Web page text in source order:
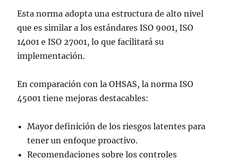
Esta norma adopta una estructura de alto nivel
que es similar a los estándares ISO 9001, ISO
14001 e ISO 27001, lo que facilitará su
implementación.
En comparación con la OHSAS, la norma ISO
45001 tiene mejoras destacables:
Mayor definición de los riesgos latentes para
tener un enfoque proactivo.
Recomendaciones sobre los controles